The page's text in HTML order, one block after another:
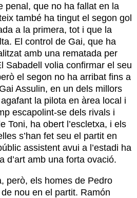
penal, que no ha fallat en la
també ha tingut el segon gol
a la primera, tot i que la
El control de Gai, que ha
amb una rematada per
Sabadell volia confirmar el seu
el segon no ha arribat fins a
Assulin, en un dels millors
la pilota en àrea local i
escapolint-se dels rivals i
Toni, ha obert l’escletxa, i els
s’han fet seu el partit en
assistent avui a l’estadi ha
d’art amb una forta ovació.
però, els homes de Pedro
nou en el partit. Ramón